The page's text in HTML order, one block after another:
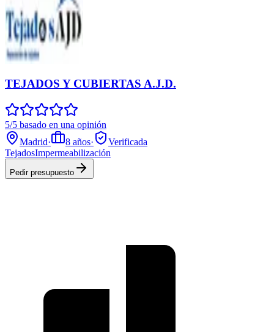
TEJADOS Y CUBIERTAS A.J.D.
5/5 basado en una opinión
Madrid· 8 años·
Verificada
TejadosImpermeabilización
Pedir presupuesto